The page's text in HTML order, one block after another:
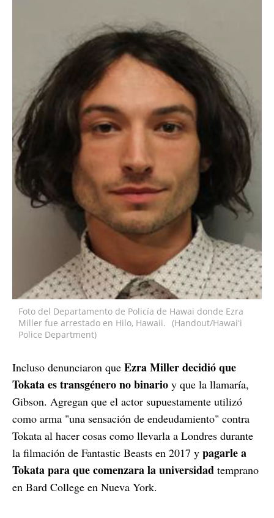
Foto del Departamento de Policía de Hawai donde Ezra
Miller fue arrestado en Hilo, Hawaii. (Handout/Hawaiʻi
Police Department)
Incluso denunciaron que Ezra Miller decidió que
Tokata es transgénero no binario y que la llamaría,
Gibson. Agregan que el actor supuestamente utilizó
como arma "una sensación de endeudamiento" contra
Tokata al hacer cosas como llevarla a Londres durante
la filmación de Fantastic Beasts en 2017 y pagarle a
Tokata para que comenzara la universidad temprano
en Bard College en Nueva York.